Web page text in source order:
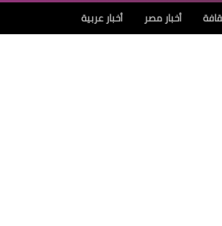
أخبار مصر أخبار عربية